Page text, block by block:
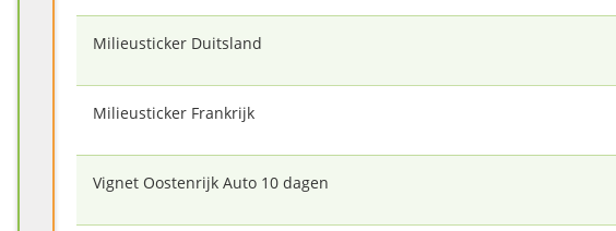
Milieusticker Duitsland
Milieusticker Frankrijk
Vignet Oostenrijk Auto 10 dagen